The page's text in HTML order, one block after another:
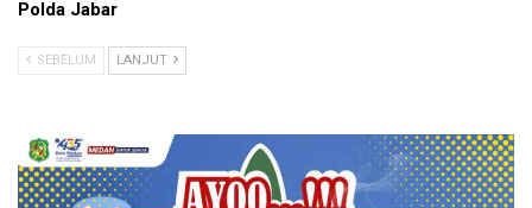
Polda Jabar
SEBELUM LANJUT